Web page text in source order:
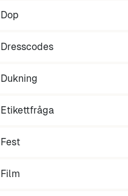
Dop
Dresscodes
Dukning
Etikettfråga
Fest
Film